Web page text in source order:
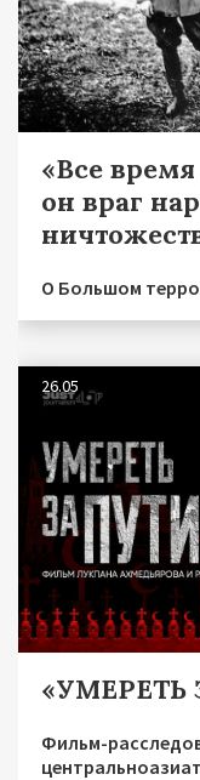
«Все
он враг
О Большом
26.05
«УМЕРЕТЬ
Фильм-